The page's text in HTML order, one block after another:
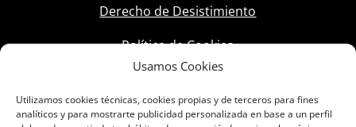
Usamos Cookies
Utilizamos cookies técnicas, cookies propias y de terceros para fines
analíticos y para mostrarte publicidad personalizada en base a un perfil
Derecho de Desistimiento
Política de Cookies